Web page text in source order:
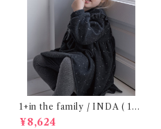
1+in the family / INDA ( 12-
48m )
¥8,624